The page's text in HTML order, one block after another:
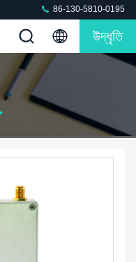
86-130-5810-0195
উদ্ধৃতি